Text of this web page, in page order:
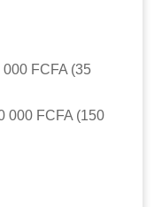
FCFA (35
FCFA (150